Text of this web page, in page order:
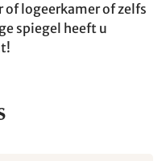
of logeerkamer of zelfs
spiegel heeft u